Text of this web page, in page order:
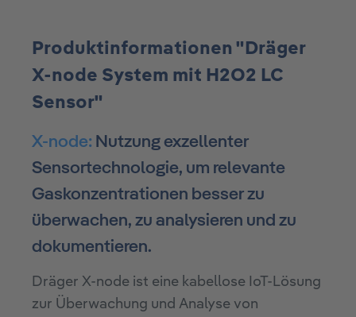
Produktinformationen "Dräger
X-node System mit H2O2 LC
Sensor"
X-node: Nutzung exzellenter
Sensortechnologie, um relevante
Gaskonzentrationen besser zu
überwachen, zu analysieren und zu
dokumentieren.
Dräger X-node ist eine kabellose IoT-Lösung
zur Überwachung und Analyse von